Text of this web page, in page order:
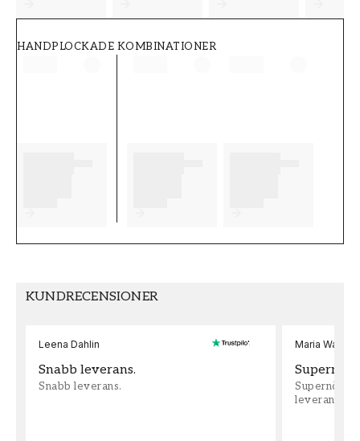
HANDPLOCKADE KOMBINATIONER
KUNDRECENSIONER
Leena Dahlin
Snabb leverans.
Snabb leverans.
Maria
leveran,